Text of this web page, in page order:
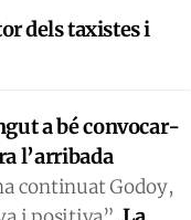
dels taxistes i
a bé convocar-
l’arribada
continuat Godoy,